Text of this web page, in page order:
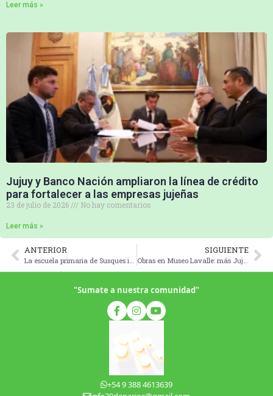
Leer más »
Jujuy y Banco Nación ampliaron la línea de crédito
para fortalecer a las empresas jujeñas
23 de julio de 2026 No hay comentarios
Leer más »
ANTERIOR
La escuela primaria de Susques inauguró junto a Sales de Jujuy su propio invernadero
SIGUIENTE
Obras en Museo Lavalle: más Jujuy para Jujuy y el mundo
"Sumate a nuestra comunidad"
+54 9 388 4613639